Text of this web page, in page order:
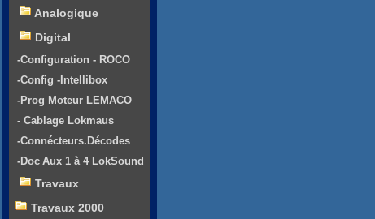
Analogique
Digital
-Configuration - ROCO
-Config -Intellibox
-Prog Moteur LEMACO
- Cablage Lokmaus
-Connécteurs.Décodes
-Doc Aux 1 à 4 LokSound
Travaux
Travaux 2000